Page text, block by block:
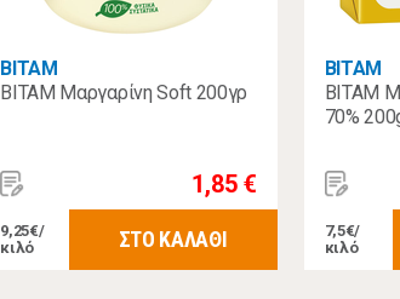
ΒΙΤΑΜ
ΒΙΤΑΜ Μαργαρίνη Soft 200γρ
1,85 €
9,25€/
κιλό
ΣΤΟ ΚΑΛΑΘΙ
ΒΙΤΑΜ
ΒΙΤΑΜ
70%
7,5€/
κιλό